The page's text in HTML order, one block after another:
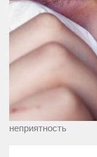
неприятность